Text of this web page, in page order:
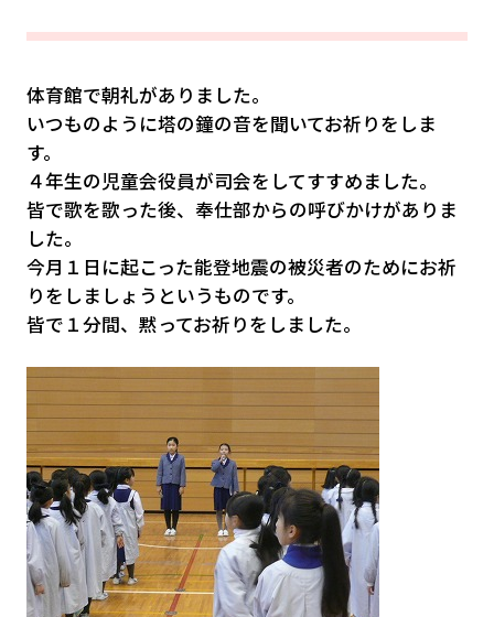
体育館で朝礼がありました。
いつものように塔の鐘の音を聞いてお祈りをしま
す。
４年生の児童会役員が司会をしてすすめました。
皆で歌を歌った後、奉仕部からの呼びかけがありま
した。
今月１日に起こった能登地震の被災者のためにお祈
りをしましょうというものです。
皆で１分間、黙ってお祈りをしました。